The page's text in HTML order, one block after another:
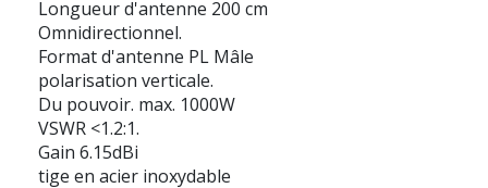
Longueur d'antenne 200 cm
Omnidirectionnel.
Format d'antenne PL Mâle
polarisation verticale.
Du pouvoir. max. 1000W
VSWR <1.2:1.
Gain 6.15dBi
tige en acier inoxydable